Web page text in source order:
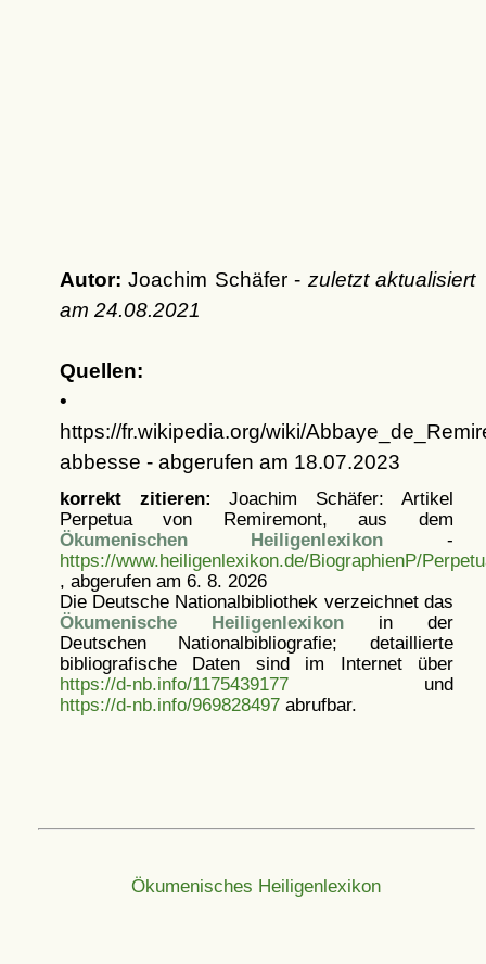
Autor: Joachim Schäfer - zuletzt aktualisiert
am 24.08.2021
Quellen:
•
https://fr.wikipedia.org/wiki/
abbesse - abgerufen am 18.07.2023
korrekt zitieren: Joachim Schäfer: Artikel
Perpetua von Remiremont, aus dem
Ökumenischen Heiligenlexikon -
https://www.heiligenlexikon.de/BiographienP/
, abgerufen am 6. 8. 2026
Die Deutsche Nationalbibliothek verzeichnet das
Ökumenische Heiligenlexikonin der
Deutschen Nationalbibliografie; detaillierte
bibliografische Daten sind im Internet über
https://d-nb.info/1175439177und
https://d-nb.info/969828497abrufbar.
Ökumenisches Heiligenlexikon